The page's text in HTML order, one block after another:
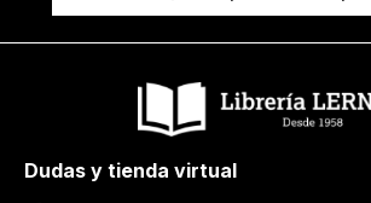
Dudas y tienda virtual